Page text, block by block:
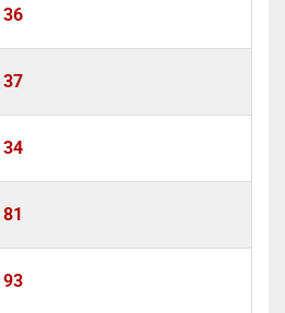
36
37
34
81
93